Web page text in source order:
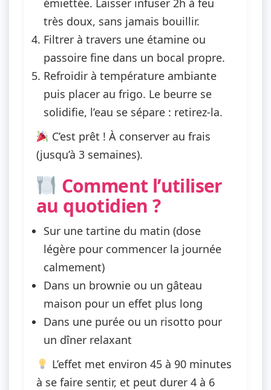
émiettée. Laisser infuser 2h à feu
très doux, sans jamais bouillir.
Filtrer à travers une étamine ou
passoire fine dans un bocal propre.
Refroidir à température ambiante
puis placer au frigo. Le beurre se
solidifie, l’eau se sépare : retirez-la.
C’est prêt ! À conserver au frais
(jusqu’à 3 semaines).
Comment l’utiliser
au quotidien ?
Sur une tartine du matin (dose
légère pour commencer la journée
calmement)
Dans un brownie ou un gâteau
maison pour un effet plus long
Dans une purée ou un risotto pour
un dîner relaxant
L’effet met environ 45 à 90 minutes
à se faire sentir, et peut durer 4 à 6